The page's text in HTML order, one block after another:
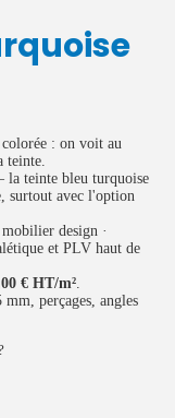
colorée : on voit au
teinte.
teinte bleu turquoise
surtout avec l'option
mobilier design ·
et PLV haut de
€ HT/m².
mm, perçages, angles